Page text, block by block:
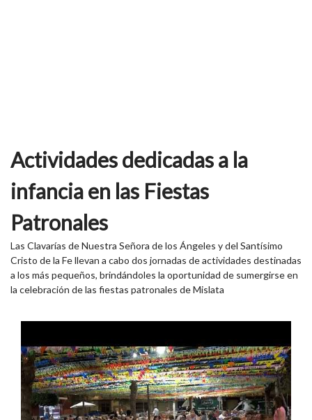
Actividades dedicadas a la
infancia en las Fiestas
Patronales
Las Clavarías de Nuestra Señora de los Ángeles y del Santísimo
Cristo de la Fe llevan a cabo dos jornadas de actividades destinadas
a los más pequeños, brindándoles la oportunidad de sumergirse en
la celebración de las fiestas patronales de Mislata